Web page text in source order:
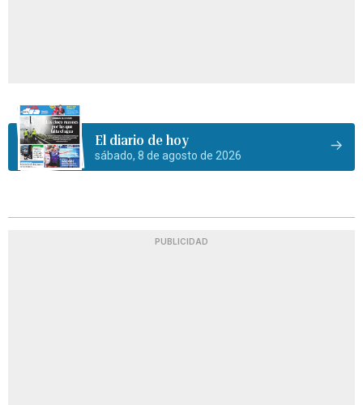
El diario de hoy
sábado, 8 de agosto de 2026
PUBLICIDAD